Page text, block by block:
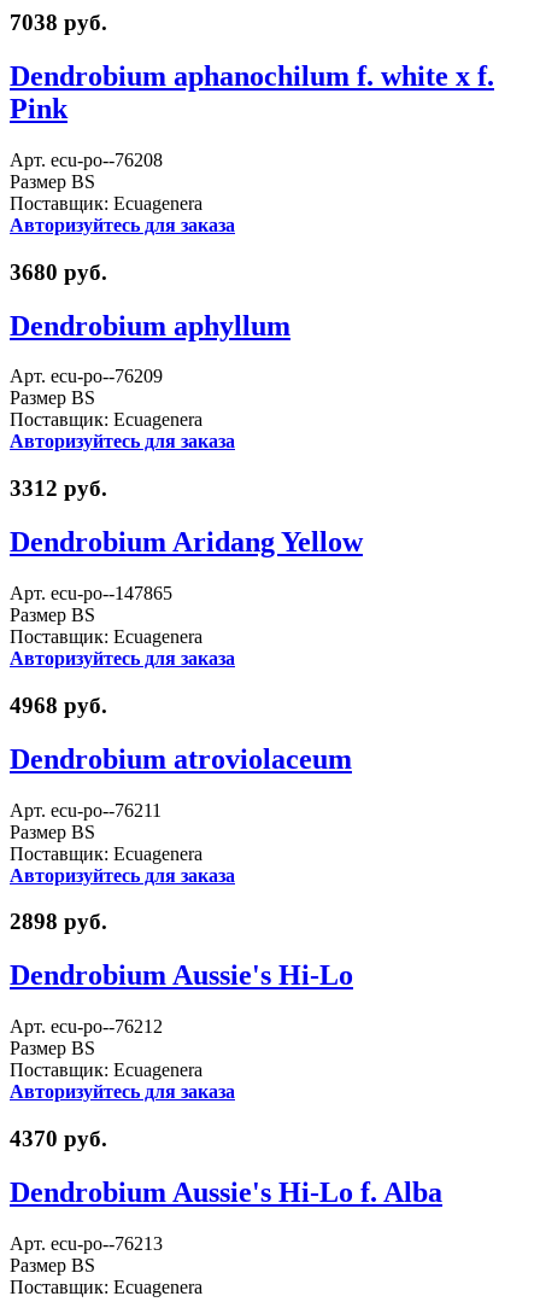
7038 руб.
Dendrobium aphanochilum f. white x f.
Pink
Арт. ecu-po--76208
Размер BS
Поставщик: Ecuagenera
Авторизуйтесь для заказа
3680 руб.
Dendrobium aphyllum
Арт. ecu-po--76209
Размер BS
Поставщик: Ecuagenera
Авторизуйтесь для заказа
3312 руб.
Dendrobium Aridang Yellow
Арт. ecu-po--147865
Размер BS
Поставщик: Ecuagenera
Авторизуйтесь для заказа
4968 руб.
Dendrobium atroviolaceum
Арт. ecu-po--76211
Размер BS
Поставщик: Ecuagenera
Авторизуйтесь для заказа
2898 руб.
Dendrobium Aussie's Hi-Lo
Арт. ecu-po--76212
Размер BS
Поставщик: Ecuagenera
Авторизуйтесь для заказа
4370 руб.
Dendrobium Aussie's Hi-Lo f. Alba
Арт. ecu-po--76213
Размер BS
Поставщик: Ecuagenera